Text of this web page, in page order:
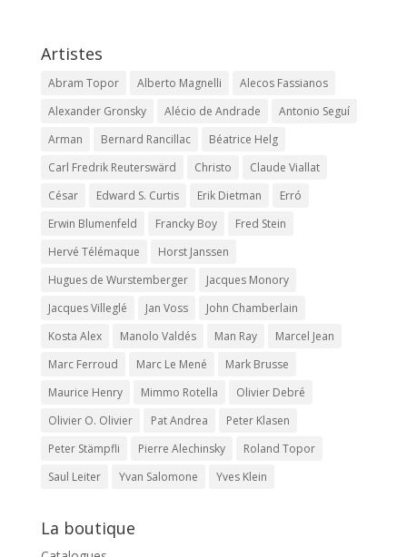
Artistes
Abram Topor Alberto Magnelli
Alecos Fassianos
Alexander Gronsky
Alécio de Andrade
Antonio Seguí
Arman
Bernard Rancillac
Béatrice Helg
Carl Fredrik Reuterswärd
Christo
Claude Viallat
César
Edward S. Curtis Erik Dietman
Erró
Erwin Blumenfeld
Francky Boy
Fred Stein
Hervé Télémaque
Horst Janssen
Hugues de Wurstemberger
Jacques Monory
Jacques Villeglé
Jan Voss
John Chamberlain
Kosta Alex
Manolo Valdés Man Ray
Marcel Jean
Marc Ferroud
Marc Le Mené
Mark Brusse
Maurice Henry
Mimmo Rotella
Olivier Debré
Olivier O. Olivier
Pat Andrea
Peter Klasen
Peter Stämpfli
Pierre Alechinsky
Roland Topor
Saul Leiter
Yvan Salomone Yves Klein
La boutique